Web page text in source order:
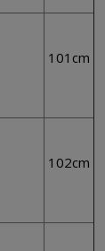
101cm
102cm